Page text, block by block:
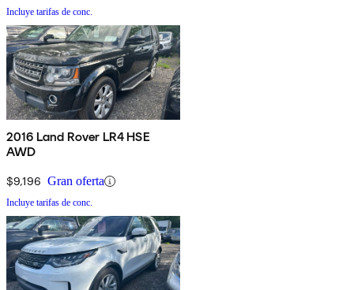
Incluye tarifas de conc.
2016 Land Rover LR4 HSE
AWD
$9,196 Gran oferta
Incluye tarifas de conc.